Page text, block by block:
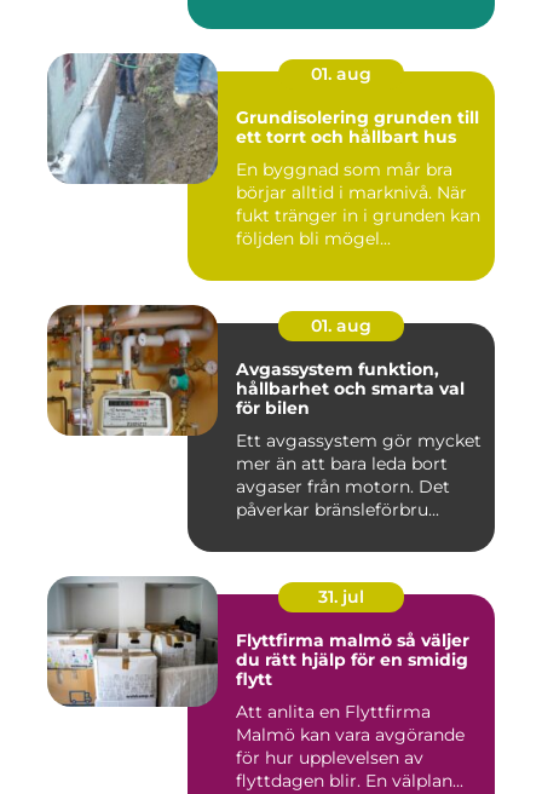
01. aug
Grundisolering grunden till
ett torrt och hållbart hus
En byggnad som mår bra
börjar alltid i marknivå. När
fukt tränger in i grunden kan
följden bli mögel...
01. aug
Avgassystem funktion,
hållbarhet och smarta val
för bilen
Ett avgassystem gör mycket
mer än att bara leda bort
avgaser från motorn. Det
påverkar bränsleförbru...
31. jul
Flyttfirma malmö så väljer
du rätt hjälp för en smidig
flytt
Att anlita en Flyttfirma
Malmö kan vara avgörande
för hur upplevelsen av
flyttdagen blir. En välplan...